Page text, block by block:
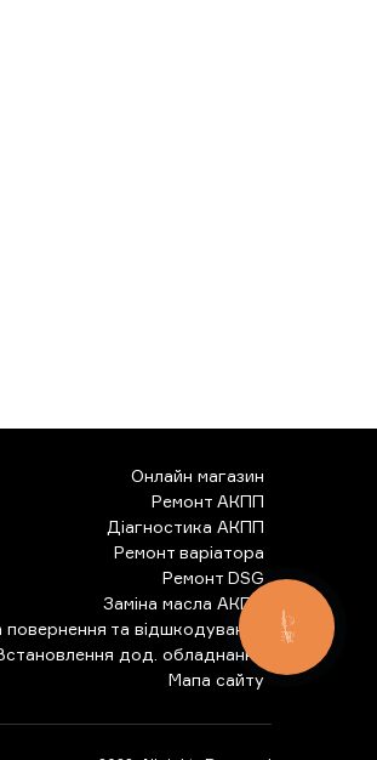
Онлайн магазин
Ремонт АКПП
Діагностика АКПП
Ремонт варіатора
Ремонт DSG
Заміна масла АКПП
повернення та відшкодування
дод. обладнання
Мапа сайту
КНОПКА
ЗВ'ЯЗКУ